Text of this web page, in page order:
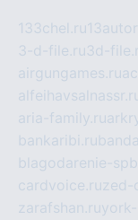
133chel.ru
3-d-file.ru3d-
airgungames.ru
aria-family.ru
bankaribi.ru
blagodarenie-
cardvoice.ruzed-
zarafshan.ru